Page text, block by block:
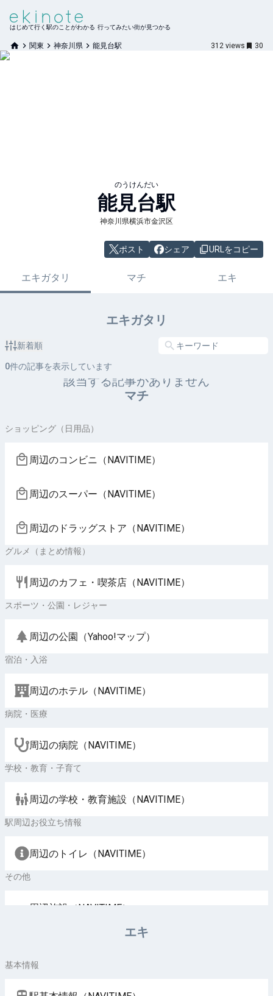
はじめて行く駅のことがわかる 行ってみたい街が見つかる
関東 神奈川県 能見台駅 312 views 30
のうけんだい
能見台駅
神奈川県横浜市金沢区
ポスト シェア URLをコピー
エキガタリ マチ エキ
エキガタリ
新着順
0件の記事を表示しています
該当する記事がありません
マチ
ショッピング（日用品）
周辺のコンビニ（NAVITIME）
周辺のスーパー（NAVITIME）
周辺のドラッグストア（NAVITIME）
グルメ（まとめ情報）
周辺のカフェ・喫茶店（NAVITIME）
スポーツ・公園・レジャー
周辺の公園（Yahoo!マップ）
宿泊・入浴
周辺のホテル（NAVITIME）
病院・医療
周辺の病院（NAVITIME）
学校・教育・子育て
周辺の学校・教育施設（NAVITIME）
駅周辺お役立ち情報
周辺のトイレ（NAVITIME）
その他
周辺施設（NAVITIME）
エキ
基本情報